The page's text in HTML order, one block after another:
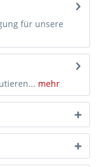
für unsere
mehr